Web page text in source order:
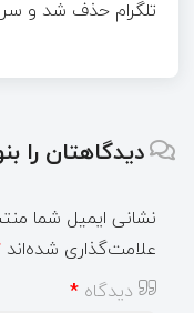
تلگرام حذف شد و
دیدگاهتان را
نشانی ایمیل شما
علامت‌گذاری شده‌اند
دیدگاه *